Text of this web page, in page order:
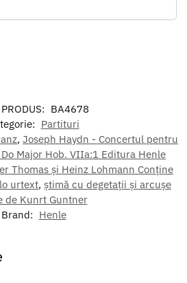
BA4678
Partituri
, Joseph Haydn - Concertul pentru
Major Hob. VIIa:1 Editura Henle
Thomas și Heinz Lohmann Conține
urtext, știmă cu degetații și arcușe
de Kunrt Guntner
Brand: Henle